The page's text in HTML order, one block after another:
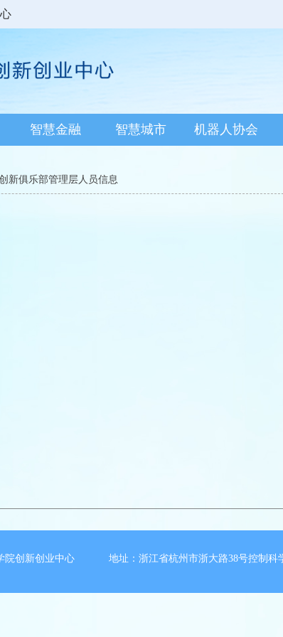
智慧金融 智慧城市 机器人协会
新俱乐部管理层人员信息
学院创新创业中心 地址：浙江省杭州市浙大路38号控制